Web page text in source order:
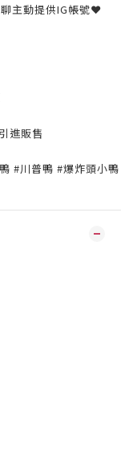
主動提供IG帳號❤
進販售
#川普鴨 #爆炸頭小鴨